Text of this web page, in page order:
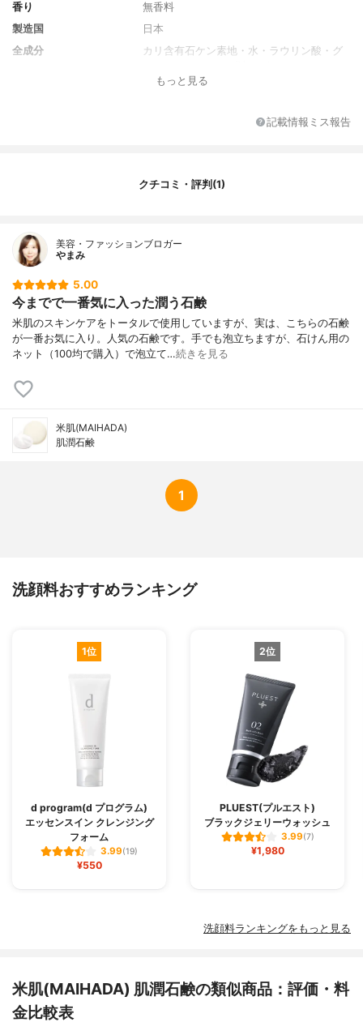
香り
無香料
製造国
日本
全成分
カリ含有石ケン素地・水・ラウリン酸・グ
ロース・コメエキス・ダイズ発酵エキス・
ル・クエン酸・スクロース・加水分解水添
もっと見る
記載情報ミス報告
クチコミ・評判(1)
美容・ファッションブロガー
やまみ
5.00
今までで一番気に入った潤う石鹸
米肌のスキンケアをトータルで使用していますが、実は、こちらの石鹸
が一番お気に入り。人気の石鹸です。手でも泡立ちますが、石けん用の
ネット（100均で購入）で泡立て…続きを見る
米肌(MAIHADA)
肌潤石鹸
1
洗顔料おすすめランキング
1位
d program(d プログラム)
エッセンスイン クレンジング
フォーム
3.99(19)
¥550
2位
PLUEST(プルエスト)
ブラックジェリーウォッシュ
3.99(7)
¥1,980
洗顔料ランキングをもっと見る
米肌(MAIHADA) 肌潤石鹸の類似商品：評価・料
金比較表